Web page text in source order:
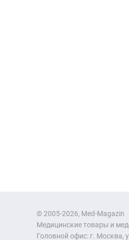
© 2005-2026, Med-Magazin
Медицинские товары и
Головной офис: г. Москва,